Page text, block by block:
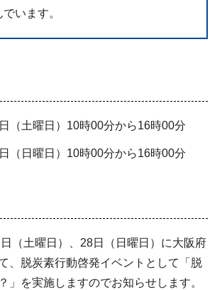
います。
（土曜日）10時00分から16時00分
（日曜日）10時00分から16時00分
（土曜日）、28日（日曜日）に大阪府
、脱炭素行動啓発イベントとして「脱
」を実施しますのでお知らせします。